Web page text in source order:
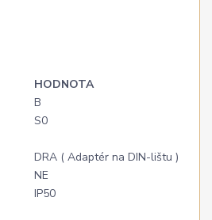
HODNOTA
B
S0
DRA ( Adaptér na DIN-lištu )
NE
IP50